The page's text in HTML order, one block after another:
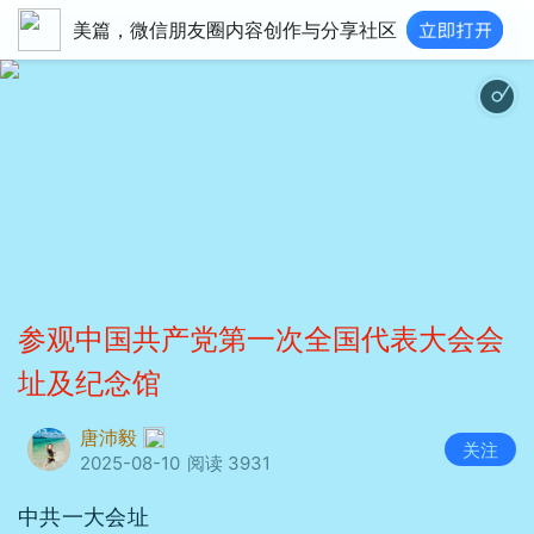
美篇，微信朋友圈内容创作与分享社区
参观中国共产党第一次全国代表大会会
址及纪念馆
唐沛毅
2025-08-10 阅读 3931
关注
中共一大会址